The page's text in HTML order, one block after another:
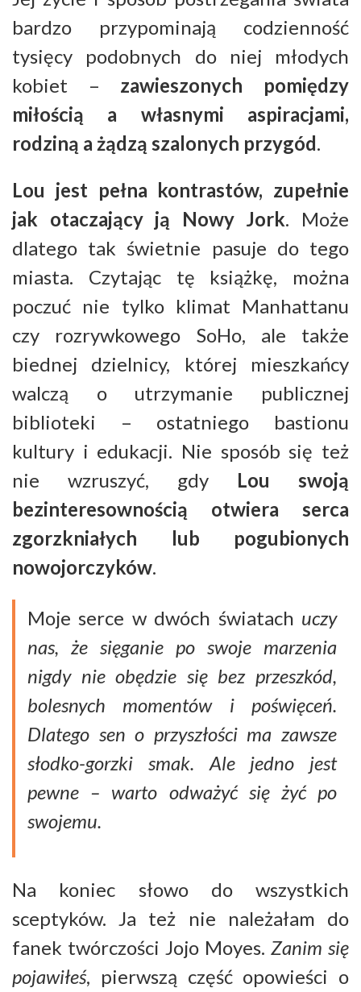
bardzo przypominają codzienność
tysięcy podobnych do niej młodych
kobiet – zawieszonych pomiędzy
miłością a własnymi aspiracjami,
rodziną a żądzą szalonych przygód.
Lou jest pełna kontrastów, zupełnie
jak otaczający ją Nowy Jork. Może
dlatego tak świetnie pasuje do tego
miasta. Czytając tę książkę, można
poczuć nie tylko klimat Manhattanu
czy rozrywkowego SoHo, ale także
biednej dzielnicy, której mieszkańcy
walczą o utrzymanie publicznej
biblioteki – ostatniego bastionu
kultury i edukacji. Nie sposób się też
nie wzruszyć, gdy Lou swoją
bezinteresownością otwiera serca
zgorzkniałych lub pogubionych
nowojorczyków.
Moje serce w dwóch światach uczy
nas, że sięganie po swoje marzenia
nigdy nie obędzie się bez przeszkód,
bolesnych momentów i poświęceń.
Dlatego sen o przyszłości ma zawsze
słodko-gorzki smak. Ale jedno jest
pewne – warto odważyć się żyć po
swojemu.
Na koniec słowo do wszystkich
sceptyków. Ja też nie należałam do
fanek twórczości Jojo Moyes. Zanim się
pojawiłeś, pierwszą część opowieści o